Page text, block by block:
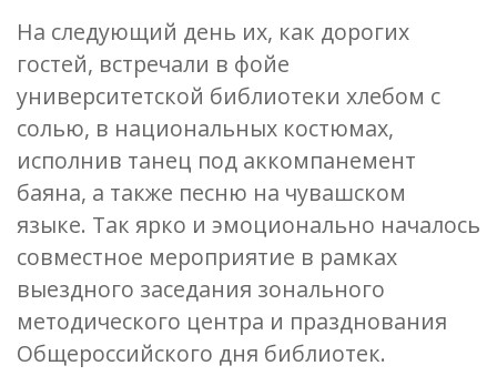
На следующий день их, как дорогих
гостей, встречали в фойе
университетской библиотеки хлебом с
солью, в национальных костюмах,
исполнив танец под аккомпанемент
баяна, а также песню на чувашском
языке. Так ярко и эмоционально началось
совместное мероприятие в рамках
выездного заседания зонального
методического центра и празднования
Общероссийского дня библиотек.